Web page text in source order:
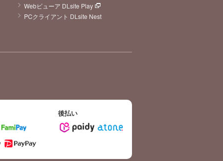
Webビューア DLsite Play
PCクライアント DLsite Nest
後払い